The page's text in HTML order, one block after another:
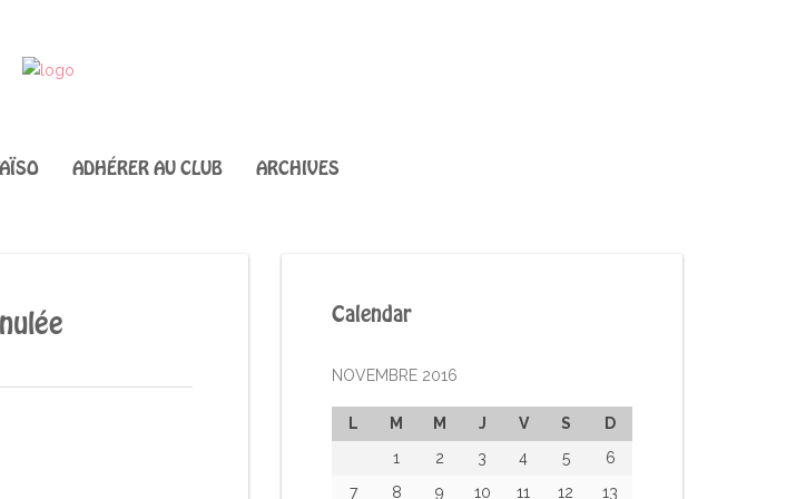
ADHÉRER AU CLUB ARCHIVES
Calendar
NOVEMBRE 2016
L M M J V S
D
1
2 3 4 5
6
7
8 9 10 11 12 13